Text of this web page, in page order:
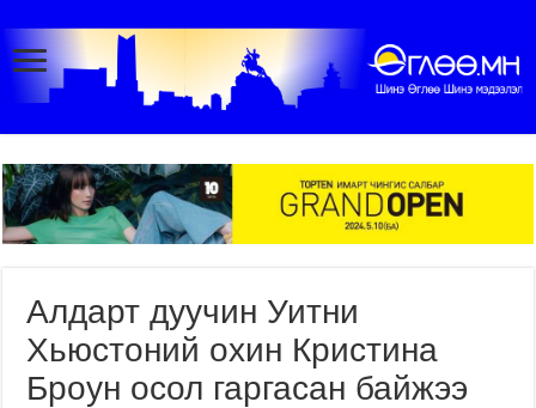
Алдарт дуучин Уитни
Хьюстоний охин Кристина
Броун осол гаргасан байжээ